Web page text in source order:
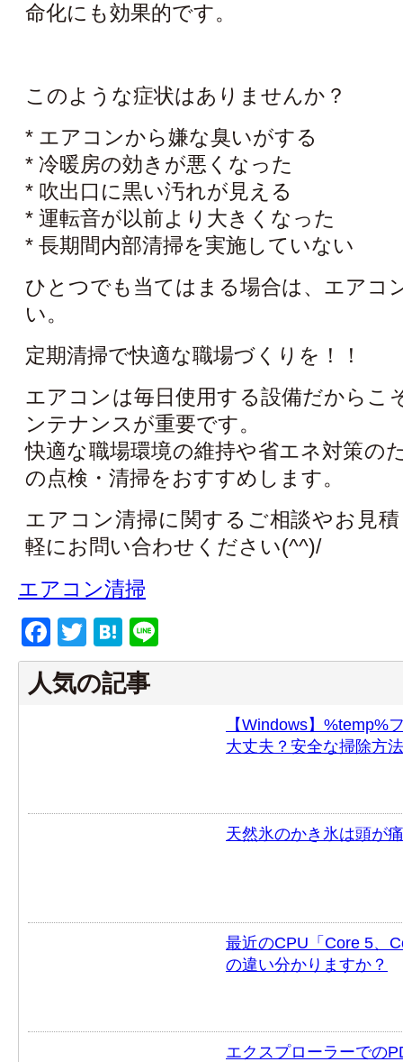
命化にも効果的です。
このような症状はありませんか？
* エアコンから嫌な臭いがする
* 冷暖房の効きが悪くなった
* 吹出口に黒い汚れが見える
* 運転音が以前より大きくなった
* 長期間内部清掃を実施していない
ひとつでも当てはまる場合は、エアコ
い。
定期清掃で快適な職場づくりを！！
エアコンは毎日使用する設備だからこ
ンテナンスが重要です。
快適な職場環境の維持や省エネ対策の
の点検・清掃をおすすめします。
エアコン清掃に関するご相談やお見
軽にお問い合わせください(^^)/
エアコン清掃
Facebook
TwitterHatena
人気の記事
【Windows】%temp%
大丈夫？安全な掃除方
天然氷のかき氷は頭が
最近のCPU「Core 5、
の違い分かりますか？
エクスプローラーでの